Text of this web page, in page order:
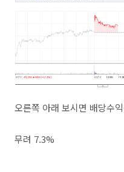
오른쪽 아래 보시면 배당수
무려 7.3%